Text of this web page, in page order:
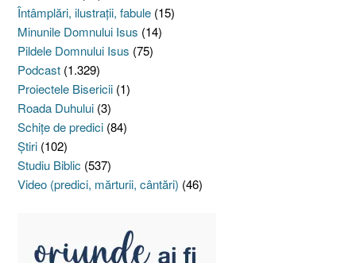
Întâmplări, ilustraţii, fabule (15)
Minunile Domnului Isus (14)
Pildele Domnului Isus (75)
Podcast (1.329)
Proiectele Bisericii (1)
Roada Duhului (3)
Schiţe de predici (84)
Ştiri (102)
Studiu Biblic (537)
Video (predici, mărturii, cântări) (46)